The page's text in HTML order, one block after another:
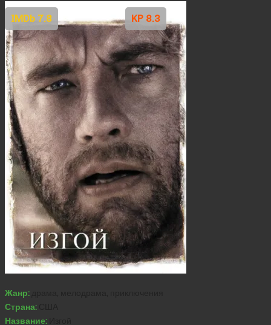
KP 8.3
IMDb 7.8
Жанр:
Страна:
Название: